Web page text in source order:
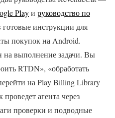
Playи руководство по
инструкции для
покупок на Android.
выполнение задачи. Вы
RTDN», «обработать
на Play Billing Library
агента через
проверки и подводные